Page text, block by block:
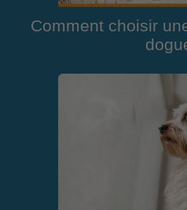
Comment choisir